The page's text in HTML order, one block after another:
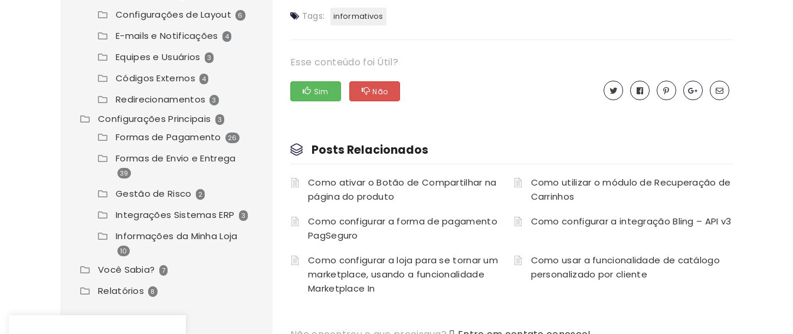
Configurações de Layout 6
E-mails e Notificações 4
Equipes e Usuários 3
Códigos Externos 4
Redirecionamentos 3
Configurações Principais 3
Formas de Pagamento 26
Formas de Envio e Entrega
39
Gestão de Risco 2
Integrações Sistemas ERP 3
Informações da Minha Loja
10
Você Sabia? 7
Relatórios 8
Tags: informativos
Esse conteúdo foi Útil?
Sim Não
Posts Relacionados
Como ativar o Botão de Compartilhar na
página do produto
Como utilizar o módulo de Recuperação de
Carrinhos
Como configurar a forma de pagamento
PagSeguro
Como configurar a integração Bling – API v3
Como configurar a loja para se tornar um
marketplace, usando a funcionalidade
Marketplace In
Como usar a funcionalidade de catálogo
personalizado por cliente